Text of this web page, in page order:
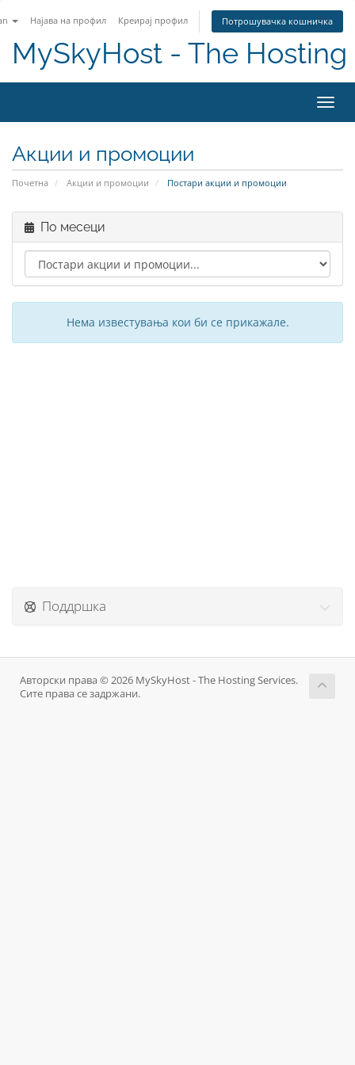
Најава на профил Креирај профил Потрошувачка кошничка
MySkyHost - The Hosting
Акции и промоции
Почетна Акции и промоции Постари акции и промоции
По месеци
Нема известувања кои би се прикажале.
Поддршка
Авторски права © 2026 MySkyHost - The Hosting Services.
Сите права се задржани.